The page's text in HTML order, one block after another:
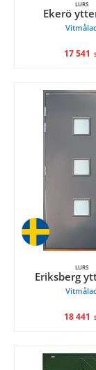
LURS
Ekerö
17 541
LURS
Eriksberg
18 441